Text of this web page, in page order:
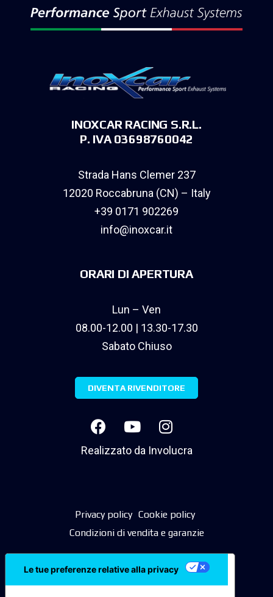
INOXCAR RACING S.R.L.
P. IVA 03698760042
Strada Hans Clemer 237
12020 Roccabruna (CN) – Italy
+39 0171 902269
info@inoxcar.it
ORARI DI APERTURA
Lun – Ven
08.00-12.00 | 13.30-17.30
Sabato Chiuso
DIVENTA RIVENDITORE
Realizzato da Involucra
Privacy policy Cookie policy
Condizioni di vendita e garanzie
Le tue preferenze relative alla privacy